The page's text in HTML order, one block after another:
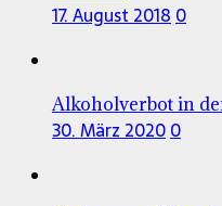
17. August 2018 0
Alkoholverbot in
30. März 20200